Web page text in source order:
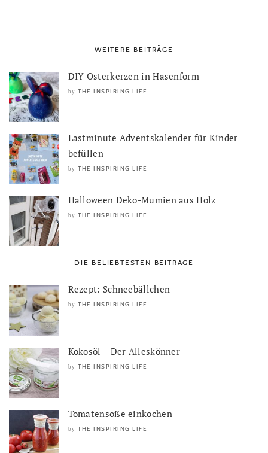
WEITERE BEITRÄGE
DIY Osterkerzen in Hasenform
by THE INSPIRING LIFE
Lastminute Adventskalender für Kinder
befüllen
by THE INSPIRING LIFE
Halloween Deko-Mumien aus Holz
by THE INSPIRING LIFE
DIE BELIEBTESTEN BEITRÄGE
Rezept: Schneebällchen
by THE INSPIRING LIFE
Kokosöl – Der Alleskönner
by THE INSPIRING LIFE
Tomatensoße einkochen
by THE INSPIRING LIFE